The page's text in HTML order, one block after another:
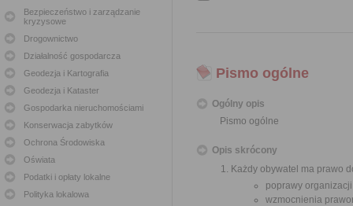
Bezpieczeństwo i zarządzanie
kryzysowe
Drogownictwo
Działalność gospodarcza
Geodezja i Kartografia
Geodezja i Kataster
Gospodarka nieruchomościami
Konserwacja zabytków
Ochrona Środowiska
Oświata
Podatki i opłaty lokalne
Polityka lokalowa
Pismo ogólne
Ogólny opis
Pismo ogólne
Opis skrócony
Każdy obywatel ma prawo
poprawy
wzmocnienia